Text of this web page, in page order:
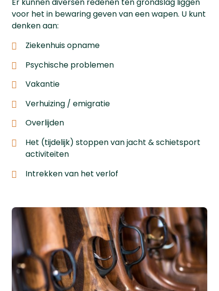
voor het in bewaring geven van een wapen. U kunt
denken aan:
Ziekenhuis opname
Psychische problemen
Vakantie
Verhuizing / emigratie
Overlijden
Het (tijdelijk) stoppen van jacht & schietsport
activiteiten
Intrekken van het verlof